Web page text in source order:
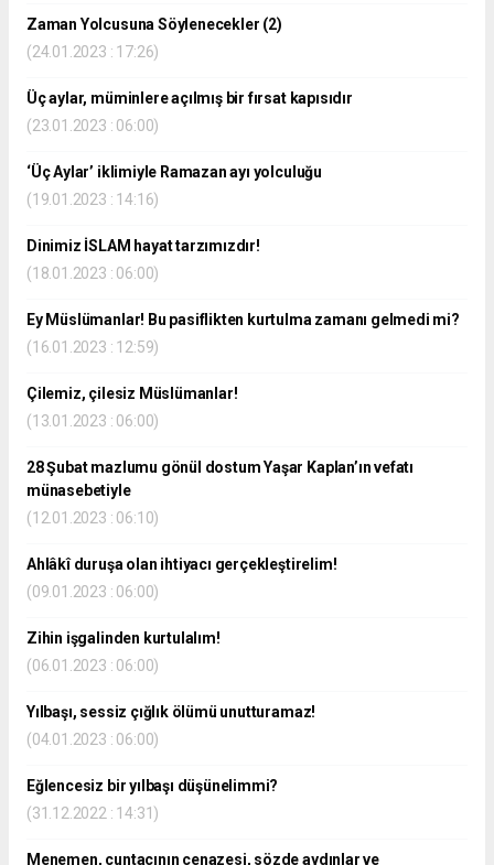
Zaman Yolcusuna Söylenecekler (2)
(24.01.2023 : 17:26)
Üç aylar, müminlere açılmış bir fırsat kapısıdır
(23.01.2023 : 06:00)
‘Üç Aylar’ iklimiyle Ramazan ayı yolculuğu
(19.01.2023 : 14:16)
Dinimiz İSLAM hayat tarzımızdır!
(18.01.2023 : 06:00)
Ey Müslümanlar! Bu pasiflikten kurtulma zamanı gelmedi mi?
(16.01.2023 : 12:59)
Çilemiz, çilesiz Müslümanlar!
(13.01.2023 : 06:00)
28 Şubat mazlumu gönül dostum Yaşar Kaplan’ın vefatı
münasebetiyle
(12.01.2023 : 06:10)
Ahlâkî duruşa olan ihtiyacı gerçekleştirelim!
(09.01.2023 : 06:00)
Zihin işgalinden kurtulalım!
(06.01.2023 : 06:00)
Yılbaşı, sessiz çığlık ölümü unutturamaz!
(04.01.2023 : 06:00)
Eğlencesiz bir yılbaşı düşünelimmi?
(31.12.2022 : 14:31)
Menemen, cuntacının cenazesi, sözde aydınlar ve